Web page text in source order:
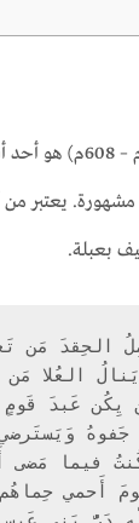
(525م –
يعتبر من
بعبلة.